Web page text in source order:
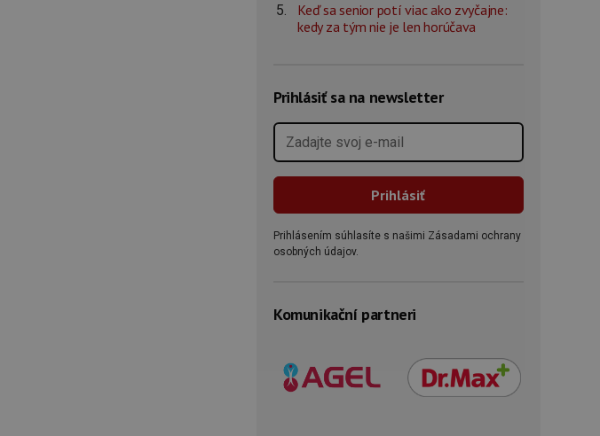
Keď sa senior potí viac ako zvyčajne:
kedy za tým nie je len horúčava
Prihlásiť sa na newsletter
Prihlásením súhlasíte s našimi Zásadami ochrany
osobných údajov.
Komunikační partneri